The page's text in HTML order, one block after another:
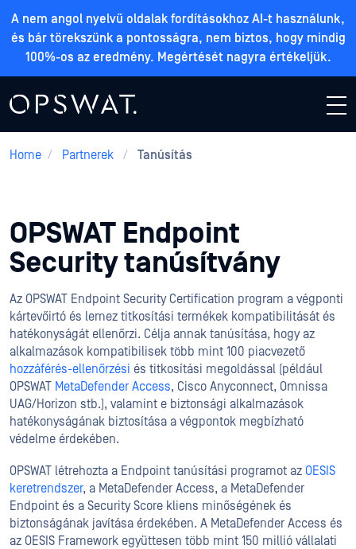
A nem angol nyelvű oldalak fordításokhoz AI-t használunk,
és bár törekszünk a pontosságra, nem biztos, hogy mindig
100%-os az eredmény. Megértését nagyra értékeljük.
Home / Partnerek / Tanúsítás
OPSWAT Endpoint
Security tanúsítvány
Az OPSWAT Endpoint Security Certification program a végponti
kártevőirtó és lemez titkosítási termékek kompatibilitását és
hatékonyságát ellenőrzi. Célja annak tanúsítása, hogy az
alkalmazások kompatibilisek több mint 100 piacvezető
hozzáférés-ellenőrzési és titkosítási megoldással (például
OPSWAT MetaDefender Access, Cisco Anyconnect, Omnissa
UAG/Horizon stb.), valamint e biztonsági alkalmazások
hatékonyságának biztosítása a végpontok megbízható
védelme érdekében.
OPSWAT létrehozta a Endpoint tanúsítási programot az OESIS
keretrendszer, a MetaDefender Access, a MetaDefender
Endpoint és a Security Score kliens minőségének és
biztonságának javítása érdekében. A MetaDefender Access és
az OESIS Framework együttesen több mint 150 millió vállalati